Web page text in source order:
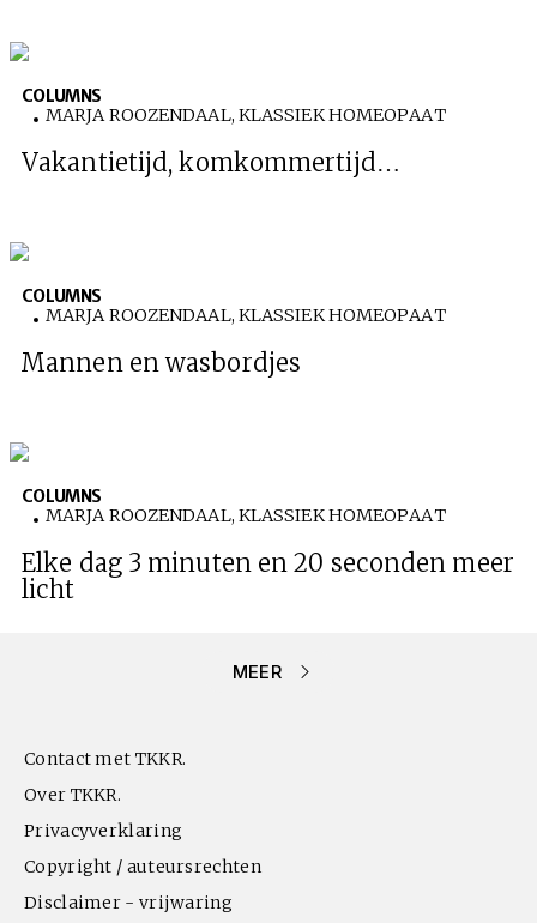
COLUMNS
MARJA ROOZENDAAL, KLASSIEK HOMEOPAAT
Vakantietijd, komkommertijd…
COLUMNS
MARJA ROOZENDAAL, KLASSIEK HOMEOPAAT
Mannen en wasbordjes
COLUMNS
MARJA ROOZENDAAL, KLASSIEK HOMEOPAAT
Elke dag 3 minuten en 20 seconden meer
licht
MEER
Contact met TKKR.
Over TKKR.
Privacyverklaring
Copyright / auteursrechten
Disclaimer - vrijwaring